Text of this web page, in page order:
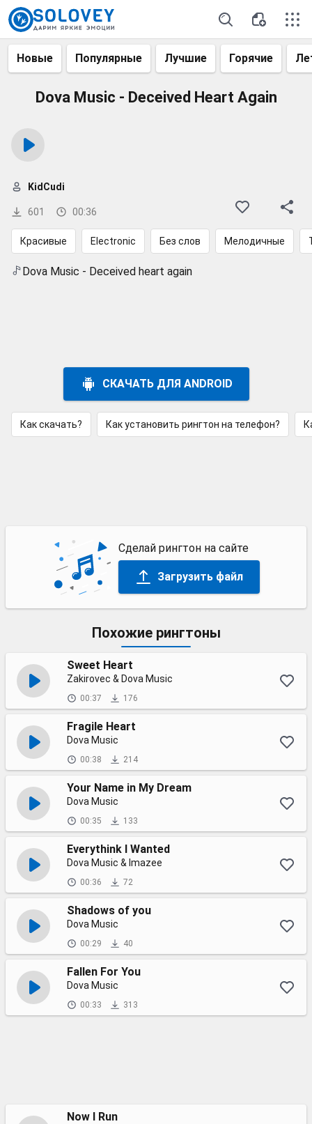
Новые Популярные Лучшие Горячие
Dova Music - Deceived Heart Again
601 00:36
KidCudi
Красивые Electronic Без слов Мелодичные
Dova Music - Deceived heart again
СКАЧАТЬ ДЛЯ ANDROID
Как скачать? Как установить рингтон на телефон?
Сделай рингтон на сайте
Загрузить файл
Похожие рингтоны
Sweet Heart
Zakirovec & Dova Music
00:37 176
Fragile Heart
Dova Music
00:38 214
Your Name in My Dream
Dova Music
00:35 133
Everythink I Wanted
Dova Music & Imazee
00:36 72
Shadows of you
Dova Music
00:29 40
Fallen For You
Dova Music
00:33 313
Now I Run